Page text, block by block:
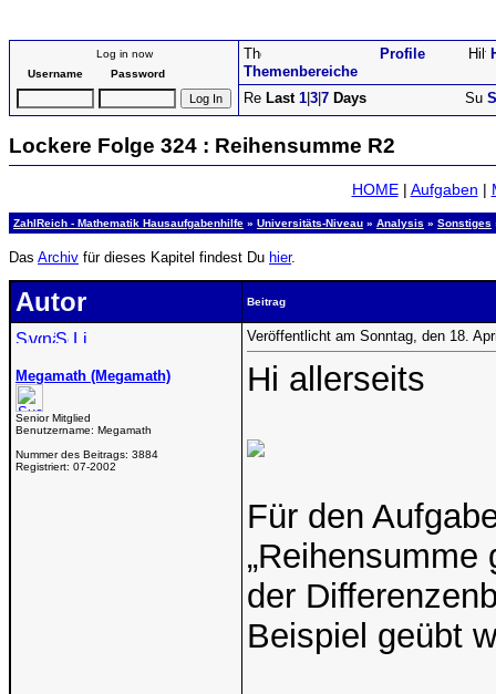
Log in now
Username
Password Themenbereiche
Profile
Last 1 3 7 Days
Lockere Folge 324 : Reihensumme R2
HOME| Aufgaben |
ZahlReich - Mathematik Hausaufgabenhilfe » Universitäts-Niveau » Analysis » Sonstiges
Das Archiv für dieses Kapitel findest Du hier.
Autor Beitrag
Megamath (Megamath)
Senior Mitglied
Benutzername: Megamath
Nummer des Beitrags: 3884
Registriert: 07-2002
Veröffentlicht am Sonntag, den 18.
Hi allerseits
Für den
„Reihensumme
der
Beispiel geübt